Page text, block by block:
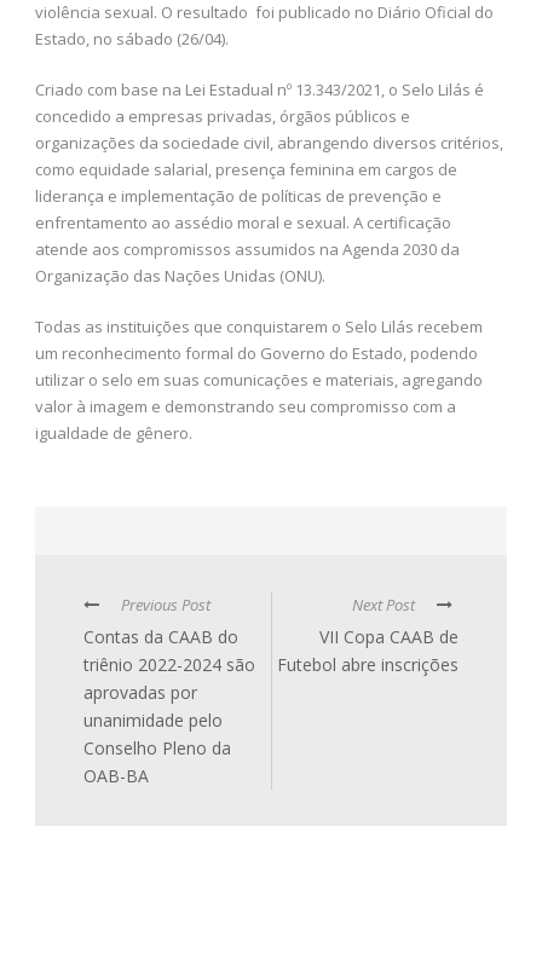
violência sexual. O resultado foi publicado no Diário Oficial do
Estado, no sábado (26/04).
Criado com base na Lei Estadual nº 13.343/2021, o Selo Lilás é
concedido a empresas privadas, órgãos públicos e
organizações da sociedade civil, abrangendo diversos critérios,
como equidade salarial, presença feminina em cargos de
liderança e implementação de políticas de prevenção e
enfrentamento ao assédio moral e sexual. A certificação
atende aos compromissos assumidos na Agenda 2030 da
Organização das Nações Unidas (ONU).
Todas as instituições que conquistarem o Selo Lilás recebem
um reconhecimento formal do Governo do Estado, podendo
utilizar o selo em suas comunicações e materiais, agregando
valor à imagem e demonstrando seu compromisso com a
igualdade de gênero.
Previous Post
Contas da CAAB do
triênio 2022-2024 são
aprovadas por
unanimidade pelo
Conselho Pleno da
OAB-BA
Next Post
VII Copa CAAB de
Futebol abre inscrições